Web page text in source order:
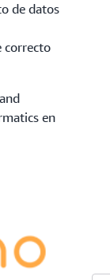
de datos
correcto
en